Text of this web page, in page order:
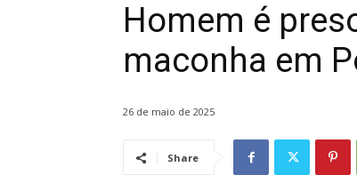
Homem é
maconha em
26 de maio de 2025
Share